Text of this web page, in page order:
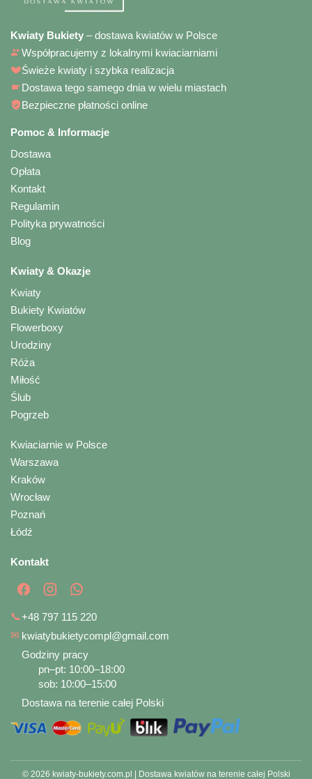
Kwiaty Bukiety – dostawa kwiatów w Polsce
Współpracujemy z lokalnymi kwiaciarniami
Świeże kwiaty i szybka realizacja
Dostawa tego samego dnia w wielu miastach
Bezpieczne płatności online
Pomoc & Informacje
Dostawa
Opłata
Kontakt
Regulamin
Polityka prywatności
Blog
Kwiaty & Okazje
Kwiaty
Bukiety Kwiatów
Flowerboxy
Urodziny
Róża
Miłość
Ślub
Pogrzeb
Kwiaciarnie w Polsce
Warszawa
Kraków
Wrocław
Poznań
Łódź
Kontakt
📞+48 797 115 220
✉ kwiatybukietycompl@gmail.com
Godziny pracy
pn–pt: 10:00–18:00
sob: 10:00–15:00
Dostawa na terenie całej Polski
© 2026 kwiaty-bukiety.com.pl | Dostawa kwiatów na terenie całej Polski